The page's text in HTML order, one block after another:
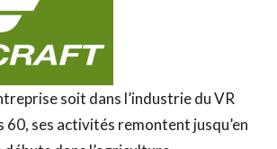
soit dans l’industrie du VR
60, ses activités remontent jusqu’en